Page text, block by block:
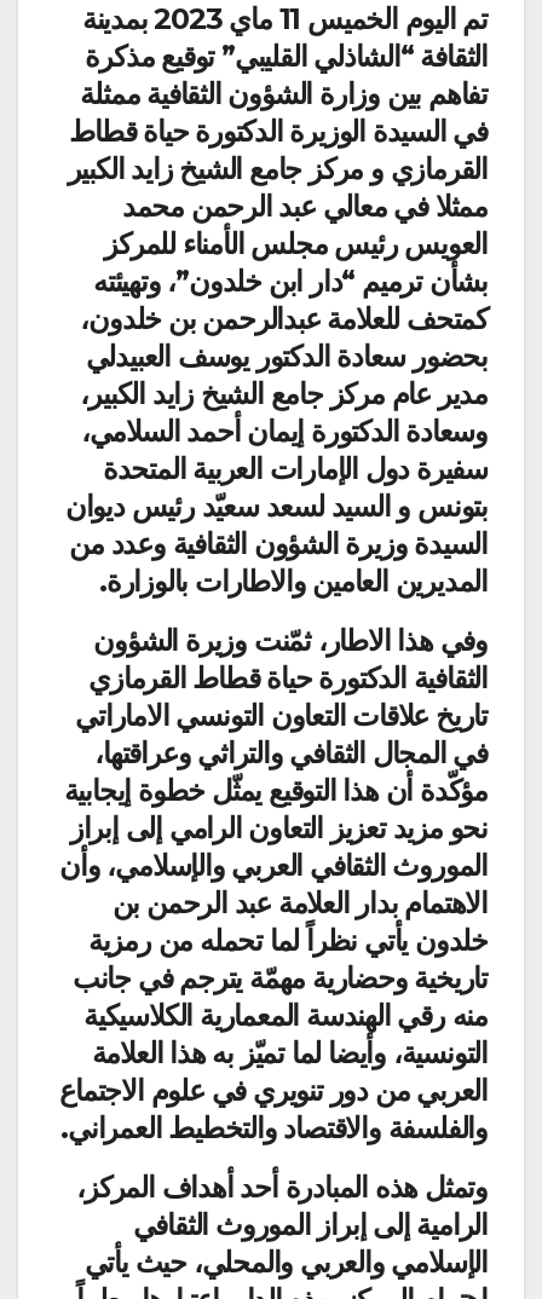
تم اليوم الخميس 11 ماي 2023 بمدينة
الثقافة “الشاذلي القليبي” توقيع مذكرة
تفاهم بين وزارة الشؤون الثقافية ممثلة
في السيدة الوزيرة الدكتورة حياة قطاط
القرمازي و مركز جامع الشيخ زايد الكبير
ممثلا في معالي عبد الرحمن محمد
العويس رئيس مجلس الأمناء للمركز
بشأن ترميم “دار ابن خلدون”، وتهيئته
كمتحف للعلامة عبدالرحمن بن خلدون،
بحضور سعادة الدكتور يوسف العبيدلي
مدير عام مركز جامع الشيخ زايد الكبير،
وسعادة الدكتورة إيمان أحمد السلامي،
سفيرة دول الإمارات العربية المتحدة
بتونس و السيد لسعد سعيّد رئيس ديوان
السيدة وزيرة الشؤون الثقافية وعدد من
المديرين العامين والاطارات بالوزارة.
وفي هذا الاطار، ثمّنت وزيرة الشؤون
الثقافية الدكتورة حياة قطاط القرمازي
تاريخ علاقات التعاون التونسي الاماراتي
في المجال الثقافي والتراثي وعراقتها،
مؤكّدة أن هذا التوقيع يمثّل خطوة إيجابية
نحو مزيد تعزيز التعاون الرامي إلى إبراز
الموروث الثقافي العربي والإسلامي، وأن
الاهتمام بدار العلامة عبد الرحمن بن
خلدون يأتي نظراً لما تحمله من رمزية
تاريخية وحضارية مهمّة يترجم في جانب
منه رقي الهندسة المعمارية الكلاسيكية
التونسية، وأيضا لما تميّز به هذا العلامة
العربي من دور تنويري في علوم الاجتماع
والفلسفة والاقتصاد والتخطيط العمراني.
وتمثل هذه المبادرة أحد أهداف المركز،
الرامية إلى إبراز الموروث الثقافي
الإسلامي والعربي والمحلي، حيث يأتي